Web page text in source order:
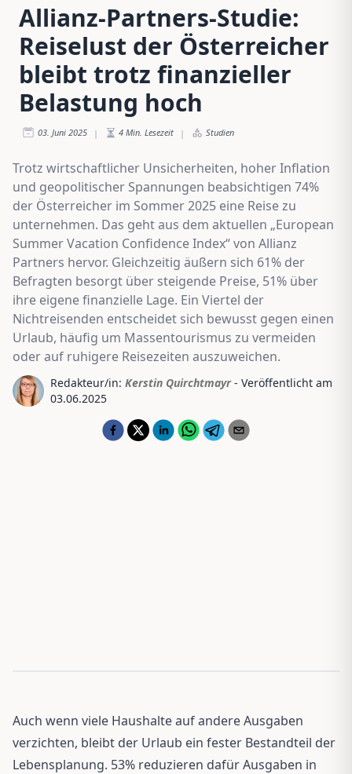
Allianz-Partners-Studie:
Reiselust der Österreicher
bleibt trotz finanzieller
Belastung hoch
03. Juni 2025 | 4 Min. Lesezeit | Studien
Trotz wirtschaftlicher Unsicherheiten, hoher Inflation
und geopolitischer Spannungen beabsichtigen 74%
der Österreicher im Sommer 2025 eine Reise zu
unternehmen. Das geht aus dem aktuellen „European
Summer Vacation Confidence Index“ von Allianz
Partners hervor. Gleichzeitig äußern sich 61% der
Befragten besorgt über steigende Preise, 51% über
ihre eigene finanzielle Lage. Ein Viertel der
Nichtreisenden entscheidet sich bewusst gegen einen
Urlaub, häufig um Massentourismus zu vermeiden
oder auf ruhigere Reisezeiten auszuweichen.
Redakteur/in: Kerstin Quirchtmayr - Veröffentlicht am
03.06.2025
Auch wenn viele Haushalte auf andere Ausgaben
verzichten, bleibt der Urlaub ein fester Bestandteil der
Lebensplanung. 53% reduzieren dafür Ausgaben in